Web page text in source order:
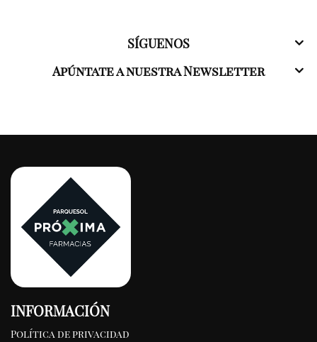
SÍGUENOS
Apúntate a nuestra Newsletter
INFORMACIÓN
Política de privacidad